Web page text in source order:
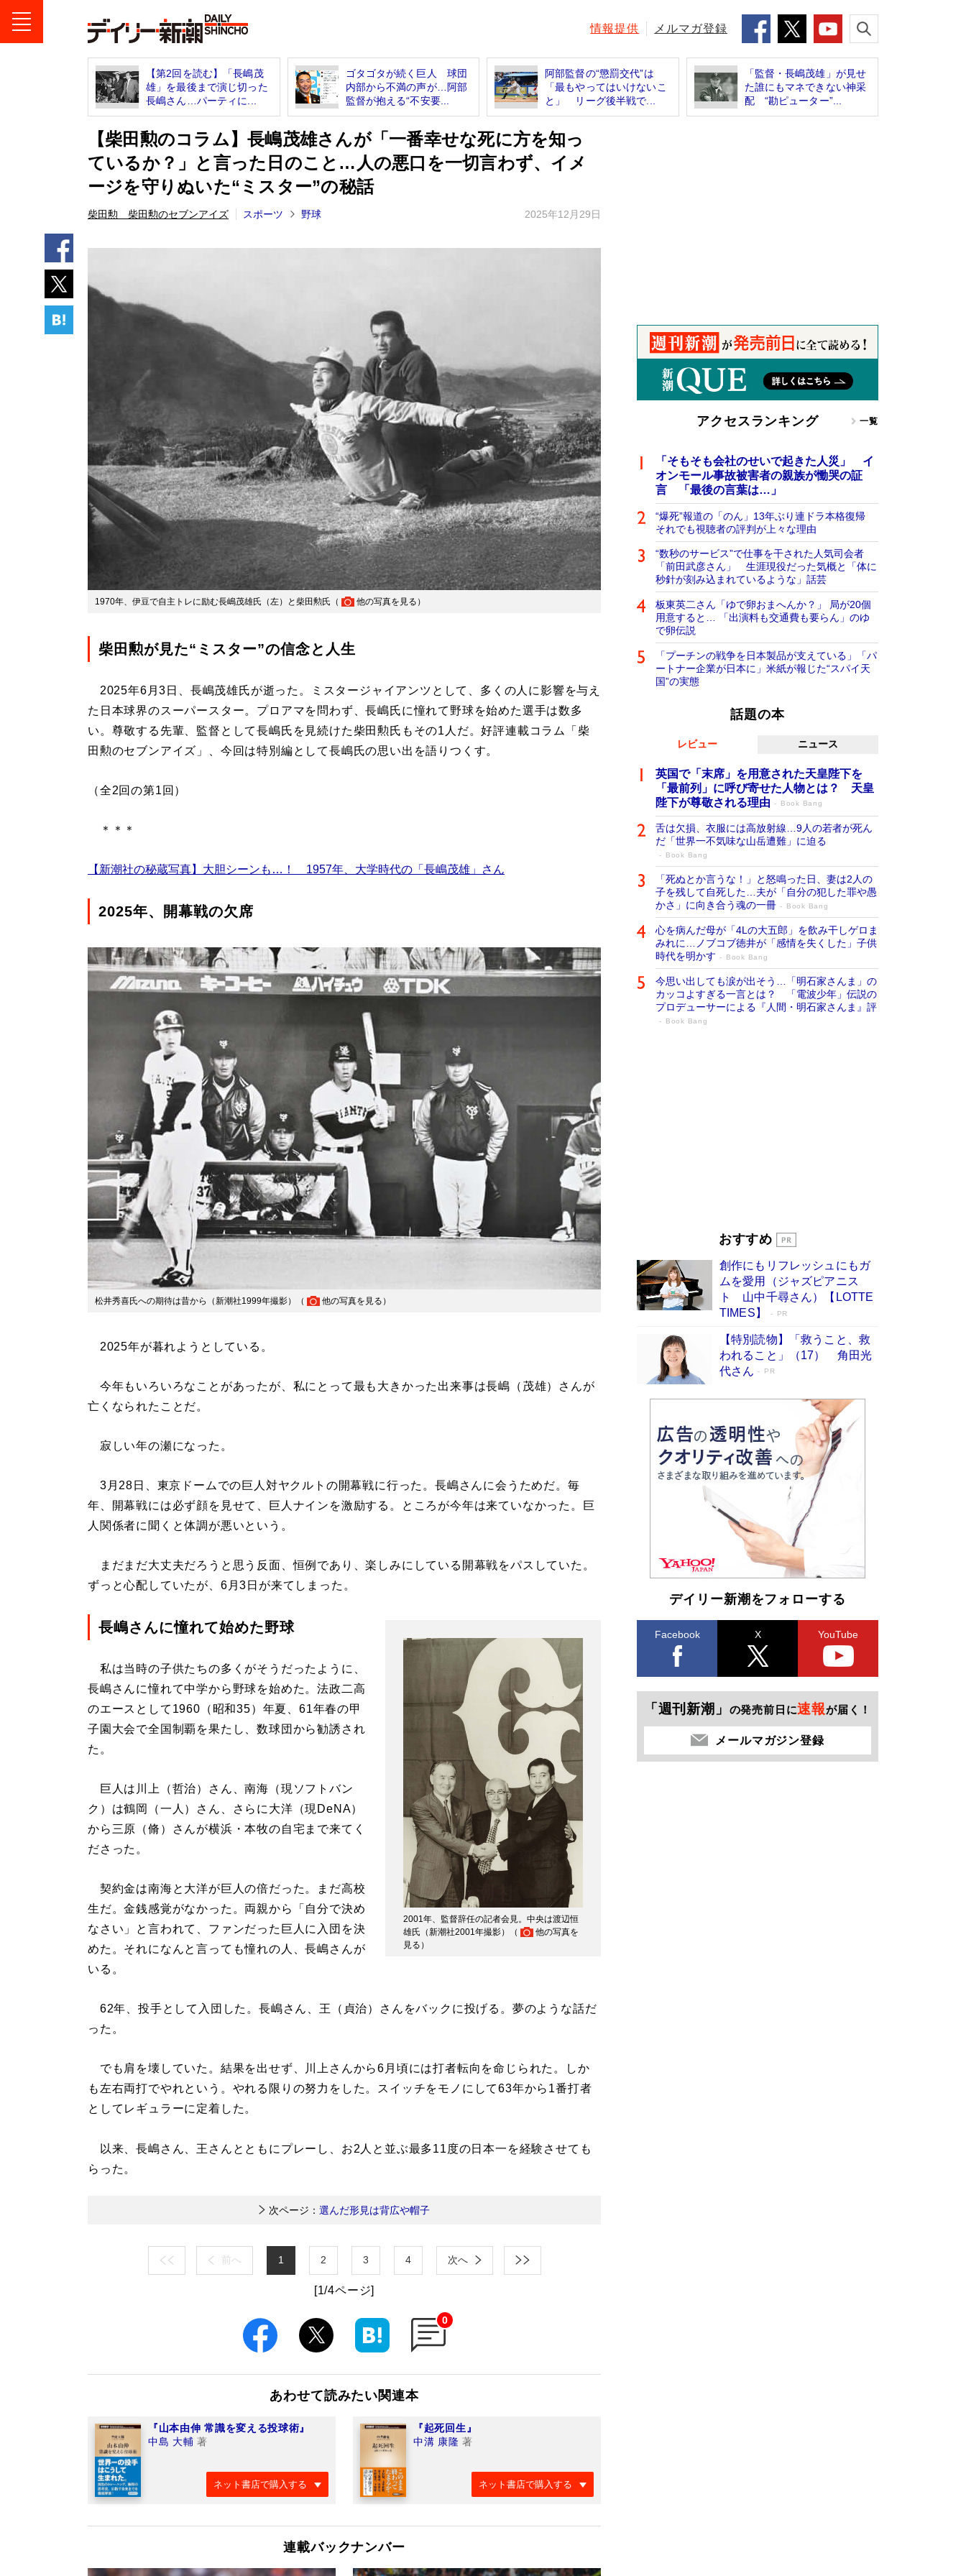
情報提供 メルマガ登録
【第2回を読む】「長嶋茂
雄」を最後まで演じ切った
長嶋さん…パーティに...
ゴタゴタが続く巨人 球団
内部から不満の声が…阿部
監督が抱える“不安要...
阿部監督の“懲罰交代”は
「最もやってはいけないこ
と」 リーグ後半戦で...
「監督・長嶋茂雄」が見せ
た誰にもマネできない神采
配 “勘ピューター”...
【柴田勲のコラム】長嶋茂雄さんが「一番幸せな死に方を知っ
ているか？」と言った日のこと…人の悪口を一切言わず、イメ
ージを守りぬいた“ミスター”の秘話
柴田勲 柴田勲のセブンアイズ スポーツ 野球 2025年12月29日
1970年、伊豆で自主トレに励む長嶋茂雄氏（左）と柴田勲氏（ 他の写真を見る ）
柴田勲が見た“ミスター”の信念と人生
2025年6月3日、長嶋茂雄氏が逝った。ミスタージャイアンツとして、多くの人に影響を与え
た日本球界のスーパースター。プロアマを問わず、長嶋氏に憧れて野球を始めた選手は数多
い。尊敬する先輩、監督として長嶋氏を見続けた柴田勲氏もその1人だ。好評連載コラム「柴
田勲のセブンアイズ」、今回は特別編として長嶋氏の思い出を語りつくす。
（全2回の第1回）
＊＊＊
【新潮社の秘蔵写真】大胆シーンも…！ 1957年、大学時代の「長嶋茂雄」さん
2025年、開幕戦の欠席
松井秀喜氏への期待は昔から（新潮社1999年撮影）（ 他の写真を見る ）
2025年が暮れようとしている。
今年もいろいろなことがあったが、私にとって最も大きかった出来事は長嶋（茂雄）さんが
亡くなられたことだ。
寂しい年の瀬になった。
3月28日、東京ドームでの巨人対ヤクルトの開幕戦に行った。長嶋さんに会うためだ。毎
年、開幕戦には必ず顔を見せて、巨人ナインを激励する。ところが今年は来ていなかった。巨
人関係者に聞くと体調が悪いという。
まだまだ大丈夫だろうと思う反面、恒例であり、楽しみにしている開幕戦をパスしていた。
ずっと心配していたが、6月3日が来てしまった。
2001年、監督辞任の記者会見。中央は渡辺恒
雄氏（新潮社2001年撮影）（
他の写真を
見る ）
長嶋さんに憧れて始めた野球
私は当時の子供たちの多くがそうだったように、
長嶋さんに憧れて中学から野球を始めた。法政二高
のエースとして1960（昭和35）年夏、61年春の甲
子園大会で全国制覇を果たし、数球団から勧誘され
た。
巨人は川上（哲治）さん、南海（現ソフトバン
ク）は鶴岡（一人）さん、さらに大洋（現DeNA）
から三原（脩）さんが横浜・本牧の自宅まで来てく
ださった。
契約金は南海と大洋が巨人の倍だった。まだ高校
生だ。金銭感覚がなかった。両親から「自分で決め
なさい」と言われて、ファンだった巨人に入団を決
めた。それになんと言っても憧れの人、長嶋さんが
いる。
62年、投手として入団した。長嶋さん、王（貞治）さんをバックに投げる。夢のような話だ
った。
でも肩を壊していた。結果を出せず、川上さんから6月頃には打者転向を命じられた。しか
も左右両打でやれという。やれる限りの努力をした。スイッチをモノにして63年から1番打者
としてレギュラーに定着した。
以来、長嶋さん、王さんとともにプレーし、お2人と並ぶ最多11度の日本一を経験させても
らった。
次ページ： 選んだ形見は背広や帽子
前へ 1 2 3 4 次へ
[1/4ページ]
0
あわせて読みたい関連本
『山本由伸 常識を変える投球術』
中島 大輔 著
ネット書店で購入する
『起死回生』
中溝 康隆 著
ネット書店で購入する
連載バックナンバー
アクセスランキング 一覧
「そもそも会社のせいで起きた人災」 イ
オンモール事故被害者の親族が慟哭の証
言 「最後の言葉は…」
“爆死”報道の「のん」13年ぶり連ドラ本格復帰
それでも視聴者の評判が上々な理由
“数秒のサービス”で仕事を干された人気司会者
「前田武彦さん」 生涯現役だった気概と「体に
秒針が刻み込まれているような」話芸
板東英二さん「ゆで卵おまへんか？」 局が20個
用意すると… 「出演料も交通費も要らん」のゆ
で卵伝説
「プーチンの戦争を日本製品が支えている」「パ
ートナー企業が日本に」米紙が報じた“スパイ天
国”の実態
話題の本
レビュー ニュース
英国で「末席」を用意された天皇陛下を
「最前列」に呼び寄せた人物とは？ 天皇
陛下が尊敬される理由
Book Bang
舌は欠損、衣服には高放射線…9人の若者が死ん
だ「世界一不気味な山岳遭難」に迫る
Book Bang
「死ぬとか言うな！」と怒鳴った日、妻は2人の
子を残して自死した…夫が「自分の犯した罪や愚
かさ」に向き合う魂の一冊
Book Bang
心を病んだ母が「4Lの大五郎」を飲み干しゲロま
みれに…ノブコブ徳井が「感情を失くした」子供
時代を明かす
Book Bang
今思い出しても涙が出そう…「明石家さんま」の
カッコよすぎる一言とは？ 「電波少年」伝説の
プロデューサーによる『人間・明石家さんま』評
Book Bang
俳優・高嶋政伸が家族に教わった“人を育てるコ
東野圭吾、伊坂幸太郎の人気シリーズ最新作どち
らも文庫化 映画化された直木賞受賞作もランク
イン［文庫ベストセラー］
Book Bang
おすすめ
創作にもリフレッシュにもガ
ムを愛用（ジャズピアニス
ト 山中千尋さん）【LOTTE
TIMES】
PR
【特別読物】「救うこと、救
われること」（17） 角田光
代さん
PR
デイリー新潮をフォローする
Facebook X YouTube
「週刊新潮」 の発売前日に速報が届く！
メールマガジン登録